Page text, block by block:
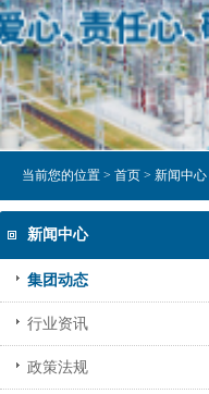
当前您的位置 > 首页 > 新闻中心
新闻中心
集团动态
行业资讯
政策法规